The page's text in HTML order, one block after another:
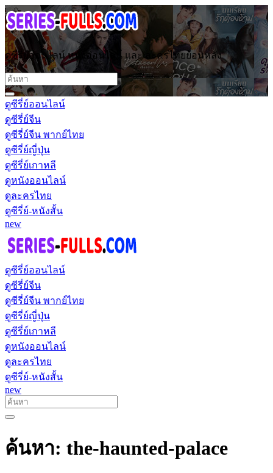
ดูซีรี่ย์ออนไลน์ หนังออนไลน์ และ ละครไทยย้อนหลัง
ดูซีรี่ย์ออนไลน์
ดูซีรี่ย์จีน
ดูซีรี่ย์จีน พากย์ไทย
ดูซีรี่ย์ญี่ปุ่น
ดูซีรี่ย์เกาหลี
ดูหนังออนไลน์
ดูละครไทย
ดูซีรี่ย์-หนังสั้น
new
ดูซีรี่ย์ออนไลน์
ดูซีรี่ย์จีน
ดูซีรี่ย์จีน พากย์ไทย
ดูซีรี่ย์ญี่ปุ่น
ดูซีรี่ย์เกาหลี
ดูหนังออนไลน์
ดูละครไทย
ดูซีรี่ย์-หนังสั้น
new
ค้นหา: the-haunted-palace